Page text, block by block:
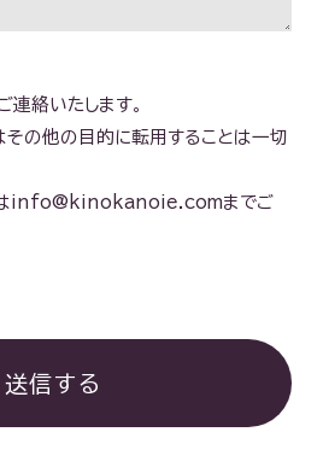
連絡いたします。
の他の目的に転用することは一切
info@kinokanoie.comまでご